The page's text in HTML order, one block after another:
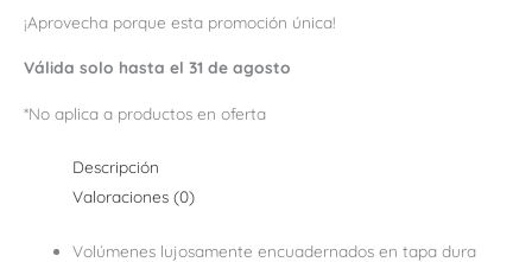
¡Aprovecha porque esta promoción única!
Válida solo hasta el 31 de agosto
*No aplica a productos en oferta
Descripción
Valoraciones (0)
Volúmenes lujosamente encuadernados en tapa dura